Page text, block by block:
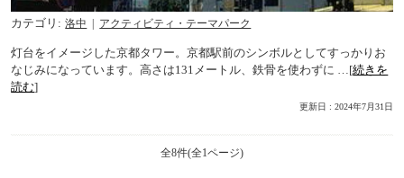
カテゴリ 洛中 アクティビティ・テーマパーク
灯台をイメージした京都タワー。京都駅前のシンボルとしてすっかりお
なじみになっています。高さは131メートル、鉄骨を使わずに …[続きを
読む]
更新日 : 2024年7月31日
全8件(全1ページ)